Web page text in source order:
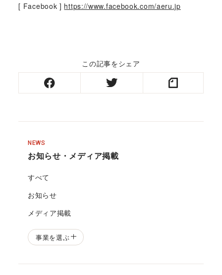
[ Facebook ] https://www.facebook.com/aeru.jp
この記事をシェア
NEWS
お知らせ・メディア掲載
すべて
お知らせ
メディア掲載
事業を選ぶ